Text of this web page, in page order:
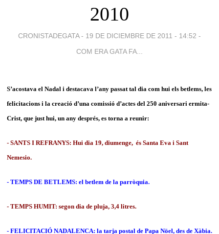
2010
CRONISTADEGATA - 19 DE DICIEMBRE DE 2011 - 14:52 -
COM ERA GATA FA...
S’acostava el Nadal i destacava l’any passat tal dia com hui els betlems, les
felicitacions i la creació d’una comissió d’actes del 250 aniversari ermita-
Crist, que just hui, un any després, es torna a reunir:
- SANTS I REFRANYS: Hui dia 19, diumenge, és Santa Eva i Sant
Nemesio.
- TEMPS DE BETLEMS: el betlem de la parròquia.
- TEMPS HUMIT: segon dia de pluja, 3,4 litres.
- FELICITACIÓ NADALENCA: la tarja postal de Papa Nöel, des de Xàbia.